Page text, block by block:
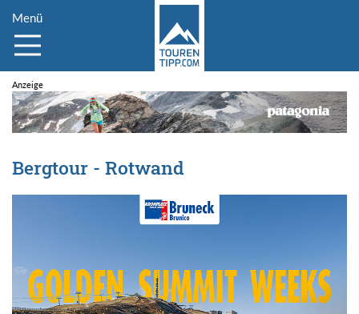
Menü
Bergtour - Rotwand